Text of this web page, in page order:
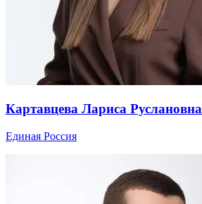
Картавцева Лариса Руслановна
Единая Россия